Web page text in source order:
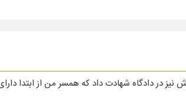
در دادگاه شهادت داد که همسر من از ابتدا